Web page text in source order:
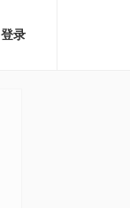
登录